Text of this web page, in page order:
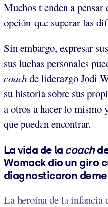
Muchos tienden a pensar
opción que superar las
Sin embargo, expresar
sus luchas personales
coachde liderazgo Jodi
su historia sobre sus
a otros a hacer lo mismo
que puedan encontrar.
La vida de la coach
Womack dio un giro
diagnosticaron
La heroína de la infancia